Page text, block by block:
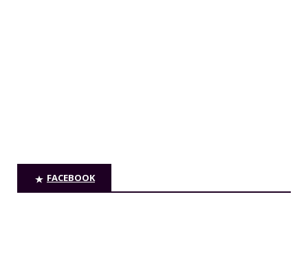
FACEBOOK